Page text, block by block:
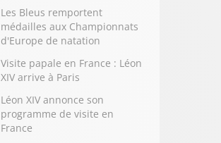
Les Bleus remportent
médailles aux Championnats
d'Europe de natation
Visite papale en France : Léon
XIV arrive à Paris
Léon XIV annonce son
programme de visite en
France